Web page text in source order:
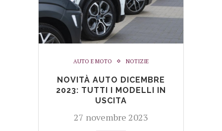
AUTO E MOTO NOTIZIE
NOVITÀ AUTO DICEMBRE
2023: TUTTI I MODELLI IN
USCITA
27 novembre 2023